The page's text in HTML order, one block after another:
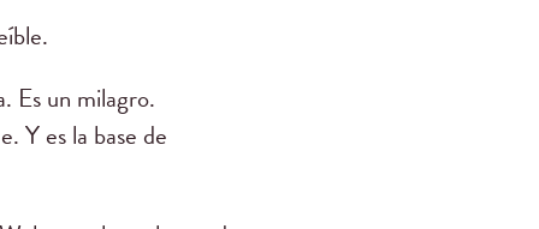
Es un milagro.
Y es la base de